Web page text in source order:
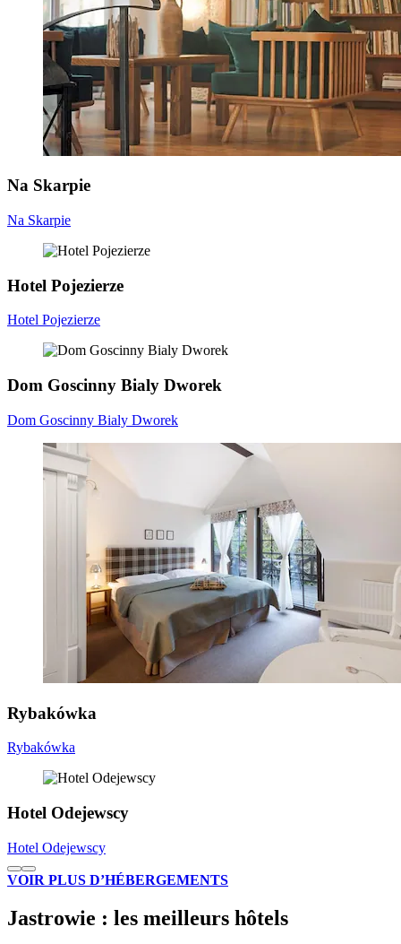
Na Skarpie
Na Skarpie
Hotel Pojezierze
Hotel Pojezierze
Dom Goscinny Bialy Dworek
Dom Goscinny Bialy Dworek
Rybakówka
Rybakówka
Hotel Odejewscy
Hotel Odejewscy
VOIR PLUS D’HÉBERGEMENTS
Jastrowie : les meilleurs hôtels